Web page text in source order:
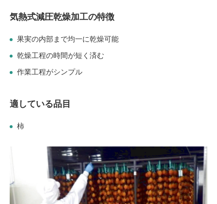
気熱式減圧乾燥加工の特徴
果実の内部まで均一に乾燥可能
乾燥工程の時間が短く済む
作業工程がシンプル
適している品目
柿